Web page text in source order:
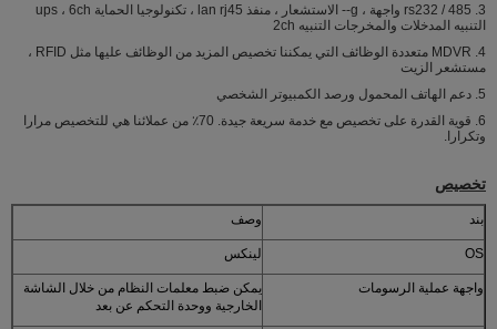
3. rs232 / 485 واجهة ، g-- الاستشعار ، منفذ lan rj45 ، تكنولوجيا الحماية ups ، 6ch
التنبيه المدخلات والمخرجات التنبيه 2ch
4. MDVR متعددة الوظائف التي يمكننا تخصيص المزيد من الوظائف عليها مثل RFID ،
مستشعر الزيت
5. دعم الهاتف المحمول ورصد الكمبيوتر الشخصي
6. قوية القدرة على تخصيص مع خدمة سريعة جيدة. 70٪ من عملائنا هي للتخصيص مرارا
وتكرارا.
تخصيص
بند وصف
OS لينكس
واجهة عملية الرسومات
يمكن ضبط معلمات النظام من خلال الشاشة
الخارجية ووحدة التحكم عن بعد